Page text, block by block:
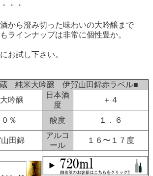
・・
から澄み切った味わいの大吟醸まで
ラインナップは非常に個性豊か。
お試し下さい。
蔵 純米大吟醸 伊賀山田錦赤ラベル■
吟醸
日本酒
度
＋４
０％ 酸度 １．６
田錦
アルコ
ール
１６〜１７度